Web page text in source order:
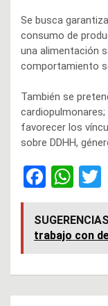
Se busca
consumo de
una alimentación
comportamiento
También se
favorecer los
sobre DDHH,
F
a
ce
b
W
h
at
s
trabajo con